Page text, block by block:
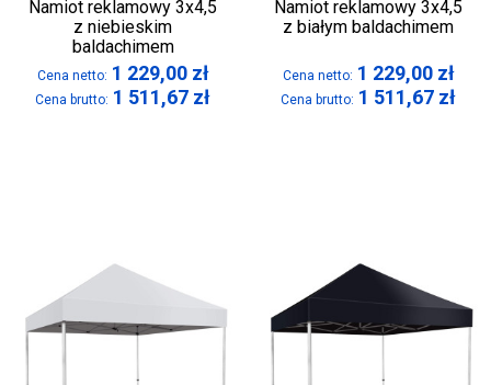
Namiot reklamowy 3x4,5
z niebieskim
baldachimem
Cena netto: 1 229,00 zł
Cena brutto: 1 511,67 zł
Namiot reklamowy 3x4,5
z białym baldachimem
Cena netto: 1 229,00 zł
Cena brutto: 1 511,67 zł